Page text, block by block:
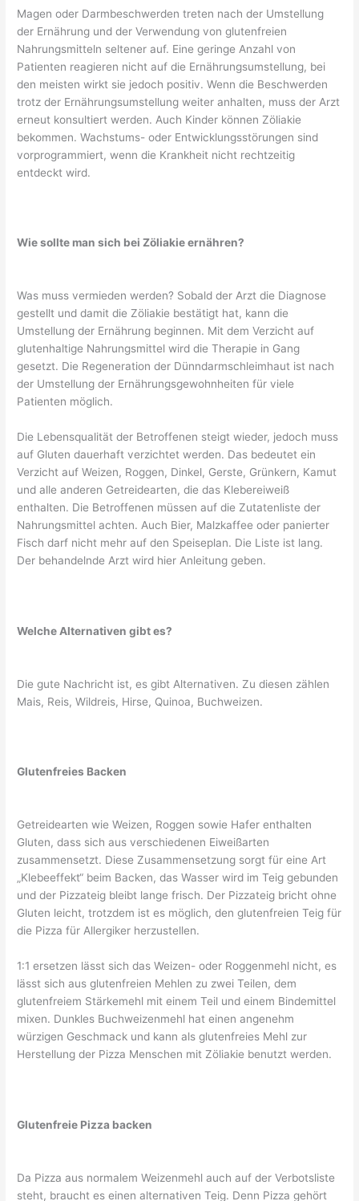
Magen oder Darmbeschwerden treten nach der Umstellung
der Ernährung und der Verwendung von glutenfreien
Nahrungsmitteln seltener auf. Eine geringe Anzahl von
Patienten reagieren nicht auf die Ernährungsumstellung, bei
den meisten wirkt sie jedoch positiv. Wenn die Beschwerden
trotz der Ernährungsumstellung weiter anhalten, muss der Arzt
erneut konsultiert werden. Auch Kinder können Zöliakie
bekommen. Wachstums- oder Entwicklungsstörungen sind
vorprogrammiert, wenn die Krankheit nicht rechtzeitig
entdeckt wird.
Wie sollte man sich bei Zöliakie ernähren?
Was muss vermieden werden? Sobald der Arzt die Diagnose
gestellt und damit die Zöliakie bestätigt hat, kann die
Umstellung der Ernährung beginnen. Mit dem Verzicht auf
glutenhaltige Nahrungsmittel wird die Therapie in Gang
gesetzt. Die Regeneration der Dünndarmschleimhaut ist nach
der Umstellung der Ernährungsgewohnheiten für viele
Patienten möglich.
Die Lebensqualität der Betroffenen steigt wieder, jedoch muss
auf Gluten dauerhaft verzichtet werden. Das bedeutet ein
Verzicht auf Weizen, Roggen, Dinkel, Gerste, Grünkern, Kamut
und alle anderen Getreidearten, die das Klebereiweiß
enthalten. Die Betroffenen müssen auf die Zutatenliste der
Nahrungsmittel achten. Auch Bier, Malzkaffee oder panierter
Fisch darf nicht mehr auf den Speiseplan. Die Liste ist lang.
Der behandelnde Arzt wird hier Anleitung geben.
Welche Alternativen gibt es?
Die gute Nachricht ist, es gibt Alternativen. Zu diesen zählen
Mais, Reis, Wildreis, Hirse, Quinoa, Buchweizen.
Glutenfreies Backen
Getreidearten wie Weizen, Roggen sowie Hafer enthalten
Gluten, dass sich aus verschiedenen Eiweißarten
zusammensetzt. Diese Zusammensetzung sorgt für eine Art
„Klebeeffekt“ beim Backen, das Wasser wird im Teig gebunden
und der Pizzateig bleibt lange frisch. Der Pizzateig bricht ohne
Gluten leicht, trotzdem ist es möglich, den glutenfreien Teig für
die Pizza für Allergiker herzustellen.
1:1 ersetzen lässt sich das Weizen- oder Roggenmehl nicht, es
lässt sich aus glutenfreien Mehlen zu zwei Teilen, dem
glutenfreiem Stärkemehl mit einem Teil und einem Bindemittel
mixen. Dunkles Buchweizenmehl hat einen angenehm
würzigen Geschmack und kann als glutenfreies Mehl zur
Herstellung der Pizza Menschen mit Zöliakie benutzt werden.
Glutenfreie Pizza backen
Da Pizza aus normalem Weizenmehl auch auf der Verbotsliste
steht, braucht es einen alternativen Teig. Denn Pizza gehört